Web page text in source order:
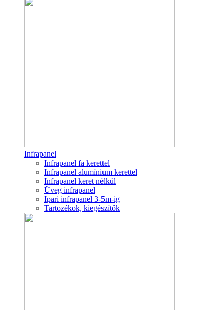
Infrapanel
Infrapanel fa kerettel
Infrapanel alumínium kerettel
Infrapanel keret nélkül
Üveg infrapanel
Ipari infrapanel 3-5m-ig
Tartozékok, kiegészítők